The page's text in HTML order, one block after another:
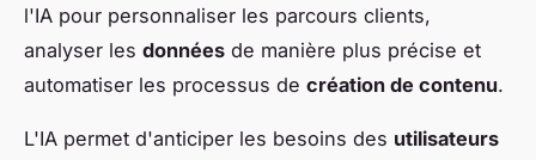
l'IA pour personnaliser les parcours clients,
analyser les données de manière plus précise et
automatiser les processus de création de contenu.
L'IA permet d'anticiper les besoins des utilisateurs